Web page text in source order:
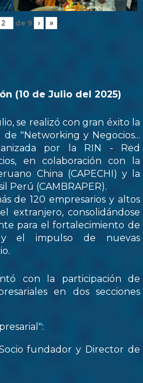
de 9 › »
(10 de Julio del 2025)
se realizó con gran éxito la
"Networking y Negocios...
por la RIN - Red
en colaboración con la
China (CAPECHI) y la
Perú (CAMBRAPER).
de 120 empresarios y altos
extranjero, consolidándose
para el fortalecimiento de
y el impulso de nuevas
con la participación de
en dos secciones
fundador y Director de